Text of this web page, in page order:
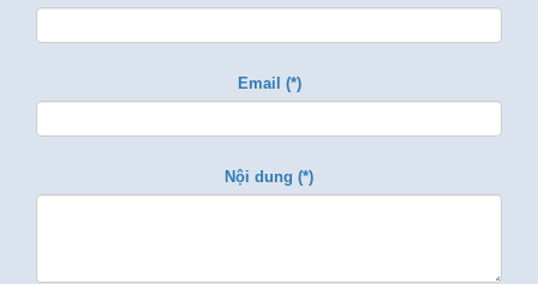
Email (*)
Nội dung (*)